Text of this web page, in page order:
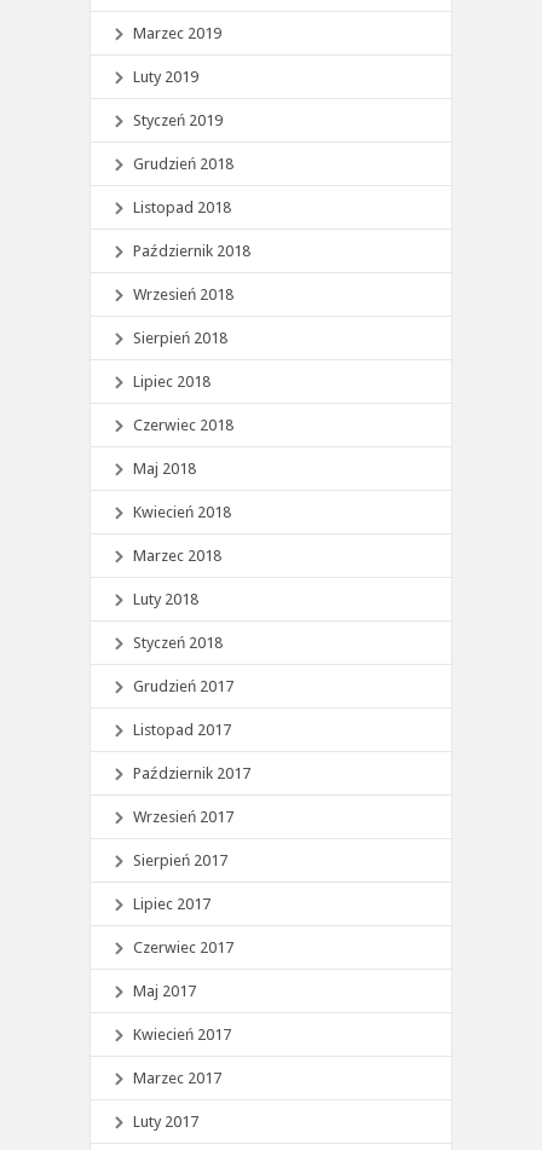
Marzec 2019
Luty 2019
Styczeń 2019
Grudzień 2018
Listopad 2018
Październik 2018
Wrzesień 2018
Sierpień 2018
Lipiec 2018
Czerwiec 2018
Maj 2018
Kwiecień 2018
Marzec 2018
Luty 2018
Styczeń 2018
Grudzień 2017
Listopad 2017
Październik 2017
Wrzesień 2017
Sierpień 2017
Lipiec 2017
Czerwiec 2017
Maj 2017
Kwiecień 2017
Marzec 2017
Luty 2017